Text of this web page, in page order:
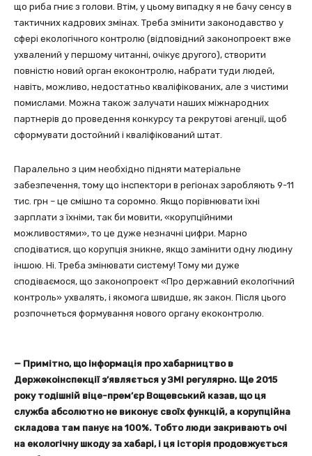
що риба гниє з голови. Втім, у цьому випадку я не бачу сенсу в
тактичних кадрових змінах. Треба змінити законодавство у
сфері екологічного контролю (відповідний законопроект вже
ухвалений у першому читанні, очікує другого), створити
повністю новий орган екоконтролю, набрати туди людей,
навіть, можливо, недостатньо кваліфікованих, але з чистими
помислами. Можна також залучати наших міжнародних
партнерів до проведення конкурсу та рекрутові агенції, щоб
сформувати достойний і кваліфікований штат.
Паралельно з цим необхідно підняти матеріальне
забезпечення, тому що інспектори в регіонах заробляють 9-11
тис. грн – це смішно та соромно. Якщо порівнювати їхні
зарплати з їхніми, так би мовити, «корупційними
можливостями», то це дуже незначні цифри. Марно
сподіватися, що корупція зникне, якщо замінити одну людину
іншою. Ні. Треба змінювати систему! Тому ми дуже
сподіваємося, що законопроект «Про державний екологічний
контроль» ухвалять, і якомога швидше, як закон. Після цього
розпочнеться формування нового органу екоконтролю.
— Примітно, що інформація про хабарництво в
Держекоінспекції з’являється у ЗМІ регулярно. Ще 2015
року тодішній віце-прем’єр Вощевський казав, що ця
служба абсолютно не виконує своїх функцій, а корупційна
складова там панує на 100%. Тобто люди закривають очі
на екологічну шкоду за хабарі, і ця історія продовжується